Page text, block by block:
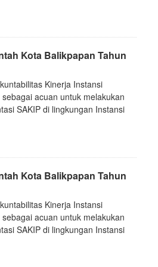
Kota Balikpapan Tahun
Kinerja Instansi
acuan untuk melakukan
SAKIP di lingkungan Instansi
Kota Balikpapan Tahun
Kinerja Instansi
acuan untuk melakukan
SAKIP di lingkungan Instansi